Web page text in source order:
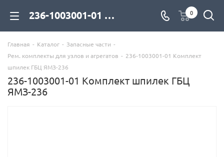
236-1003001-01 Комплект шпилек ГБЦ ЯМЗ-236 для дизельных двигателей купить со склада с доставкой по цене официального дилера - компания Дизель Экспорт 0
Главная - Каталог - Запасные части -
Рем. комплекты для узлов и агрегатов - 236-1003001-01 Комплект
шпилек ГБЦ ЯМЗ-236
236-1003001-01 Комплект шпилек ГБЦ
ЯМЗ-236